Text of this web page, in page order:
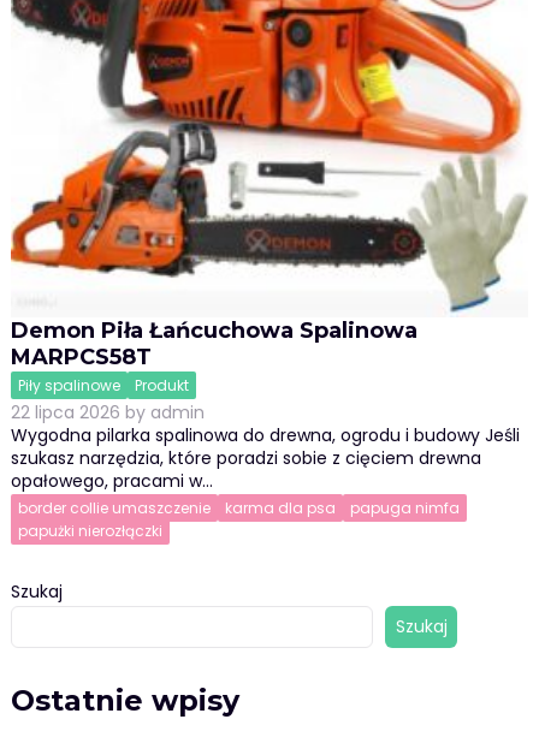
Demon Piła Łańcuchowa Spalinowa
MARPCS58T
Piły spalinowe Produkt
22 lipca 2026 by admin
Wygodna pilarka spalinowa do drewna, ogrodu i budowy Jeśli
szukasz narzędzia, które poradzi sobie z cięciem drewna
opałowego, pracami w…
border collie umaszczenie karma dla psa
papuga nimfa
papużki nierozłączki
Szukaj
Szukaj
Ostatnie wpisy